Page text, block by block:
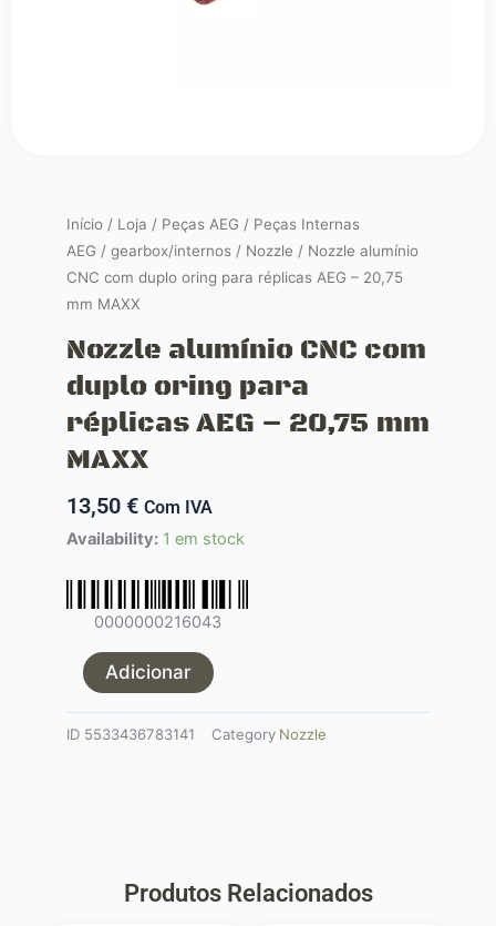
Início / Loja / Peças AEG / Peças Internas
AEG / gearbox/internos / Nozzle / Nozzle alumínio
CNC com duplo oring para réplicas AEG – 20,75
mm MAXX
Nozzle alumínio CNC com
duplo oring para
réplicas AEG – 20,75 mm
MAXX
13,50 € Com IVA
Availability: 1 em stock
0000000216043
Quantidade
alumínio
com
duplo
Adicionar
ID 5533436783141 Category Nozzle
Produtos Relacionados